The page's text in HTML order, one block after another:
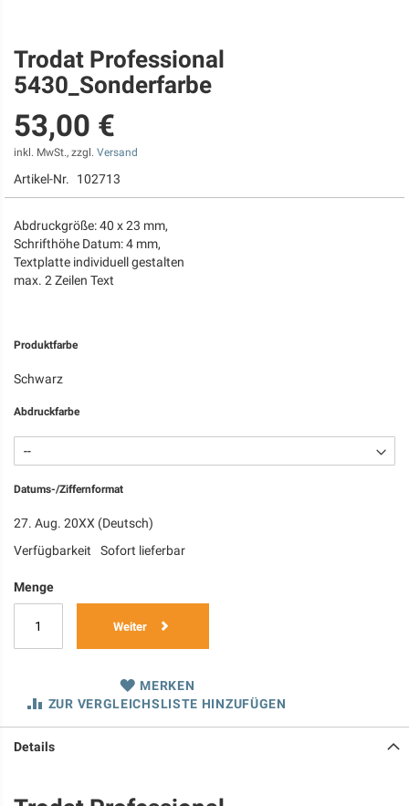
Zum
Anfang
der
springen
Trodat Professional
5430_Sonderfarbe
53,00 €
inkl. MwSt., zzgl. Versand
Artikel-Nr. 102713
Abdruckgröße: 40 x 23 mm,
Schrifthöhe Datum: 4 mm,
Textplatte individuell gestalten
max. 2 Zeilen Text
Produktfarbe
Schwarz
Abdruckfarbe
Datums-/Ziffernformat
27. Aug. 20XX (Deutsch)
Verfügbarkeit
Sofort lieferbar
Menge
Weiter
MERKEN
ZUR VERGLEICHSLISTE HINZUFÜGEN
Details